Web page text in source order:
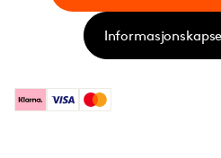
KlarnaVisa Mastercard